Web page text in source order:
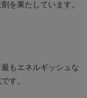
を果たしています。
もエネルギッシュな
す。